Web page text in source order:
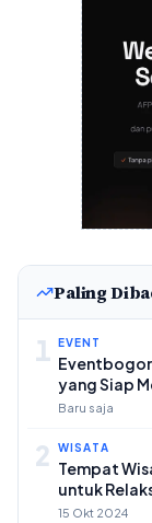
Paling
1 EVENT
yang Siap
Baru saja
2 WISATA
Tempat
untuk
15 Okt 2024